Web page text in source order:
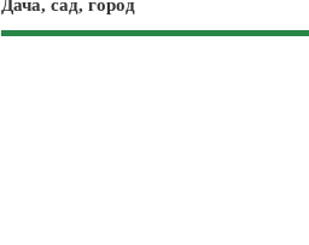
Дача, сад, город